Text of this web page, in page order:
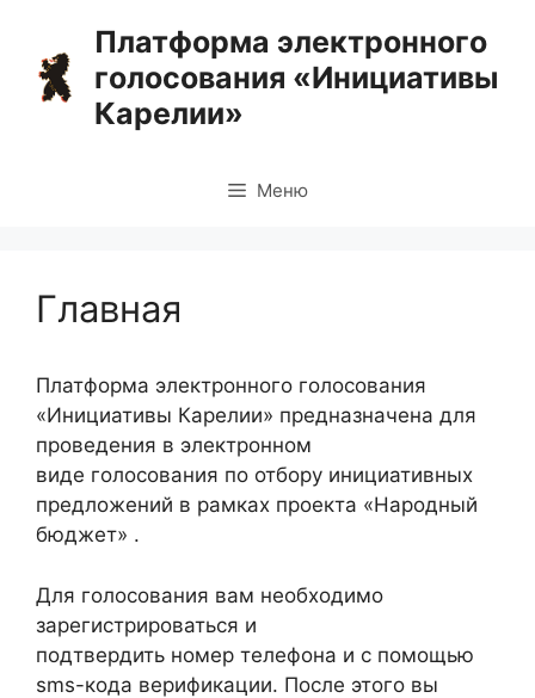
содержимому
Платформа электронного
голосования «Инициативы
Карелии»
Меню
Главная
Платформа электронного голосования
«Инициативы Карелии» предназначена для
проведения в электронном
виде голосования по отбору инициативных
предложений в рамках проекта «Народный
бюджет» .
Для голосования вам необходимо
зарегистрироваться и
подтвердить номер телефона и с помощью
sms-кода верификации. После этого вы